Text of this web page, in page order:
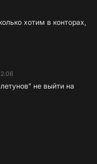
хотим в конторах,
не выйти на